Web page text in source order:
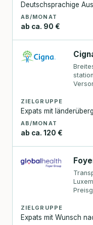
Deutschsprachige
AB/MONAT
ab ca. 90 €
ZIELGRUPPE
Expats mit
AB/MONAT
ab ca. 120 €
ZIELGRUPPE
Expats mit Wunsch